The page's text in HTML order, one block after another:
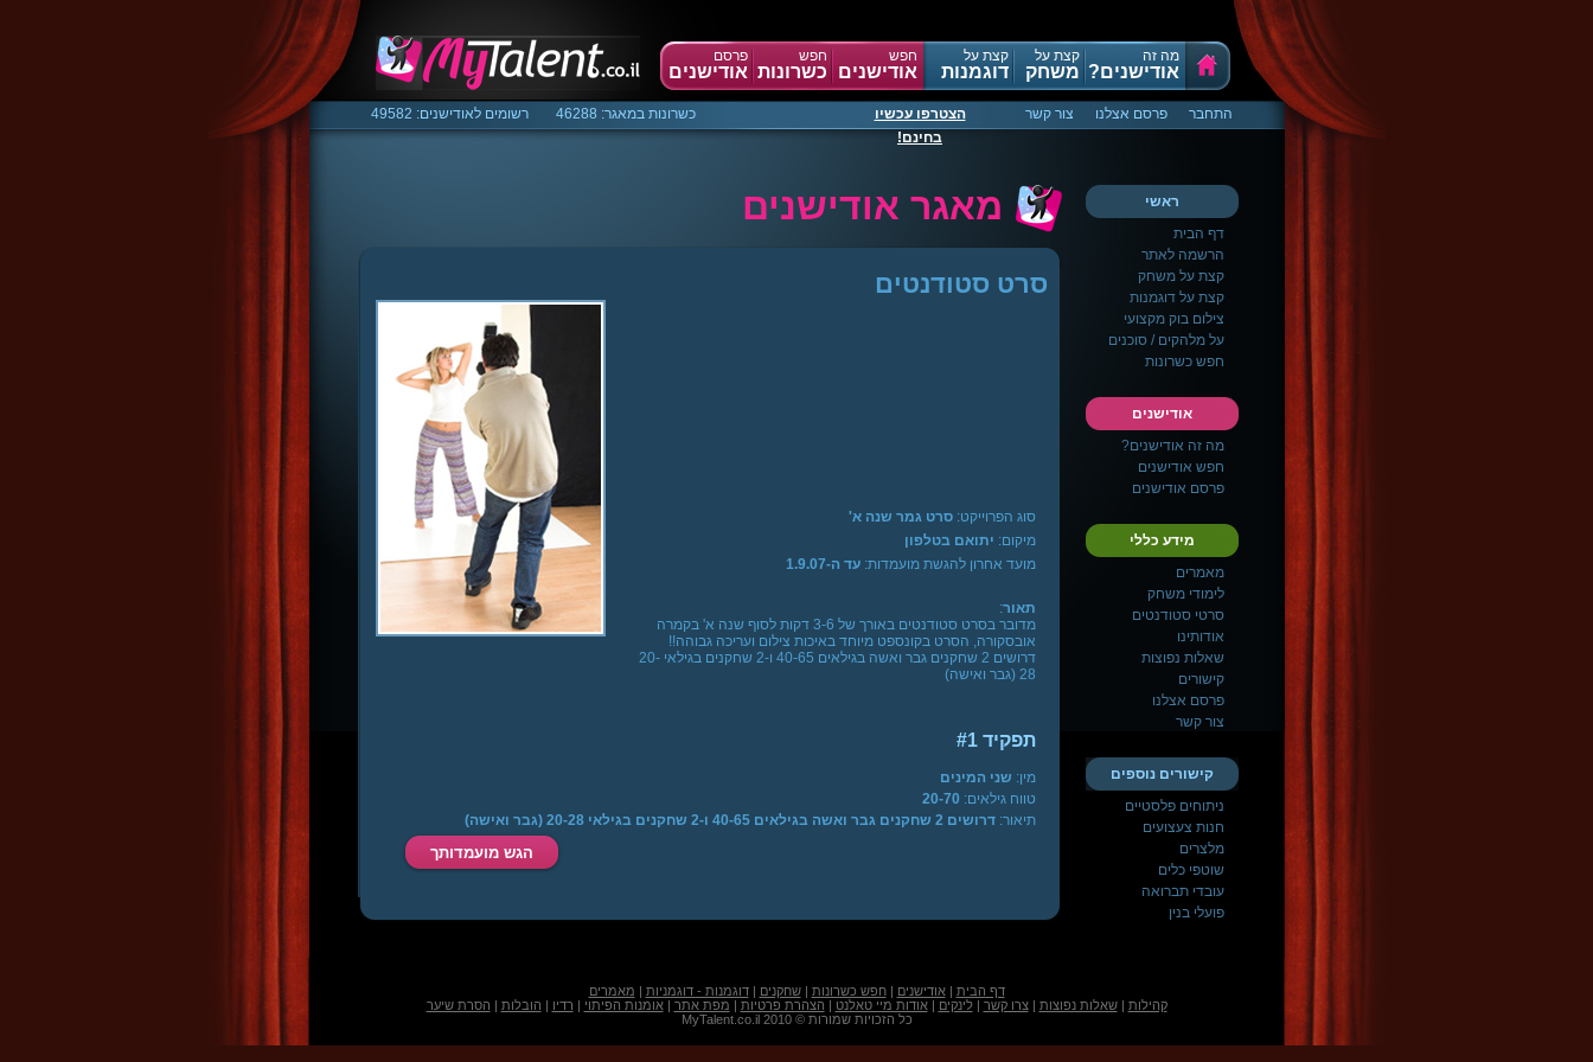
פרסם
אודישנים
חפש
כשרונות
חפש
אודישנים
קצת על
דוגמנות
קצת על
משחק
מה זה
אודישנים?
התחבר פרסם אצלנו צור קשר
הצטרפו עכשיו
בחינם!
כשרונות במאגר: 46288 רשומים לאודישנים: 49582
מאגר אודישנים
סרט סטודנטים
Creating
/media/ssd/html/mytalent.co.il/www/classes/class.msgManager.php
סוג הפרוייקט: סרט גמר שנה א'
מיקום: יתואם בטלפון
מועד אחרון להגשת מועמדות: עד ה-1.9.07
תאור:
מדובר בסרט סטודנטים באורך של 3-6 דקות לסוף שנה א' בקמרה
אובסקורה, הסרט בקונספט מיוחד באיכות צילום ועריכה גבוהה!!
דרושים 2 שחקנים גבר ואשה בגילאים 40-65 ו-2 שחקנים בגילאי 20-
28 (גבר ואישה)
תפקיד #1
מין: שני המינים
טווח גילאים: 20-70
תיאור: דרושים 2 שחקנים גבר ואשה בגילאים 40-65 ו-2 שחקנים בגילאי 20-28 (גבר ואישה)
ראשי
דף הבית
הרשמה לאתר
קצת על משחק
קצת על דוגמנות
צילום בוק מקצועי
על מלהקים / סוכנים
חפש כשרונות
אודישנים
מה זה אודישנים?
חפש אודישנים
פרסם אודישנים
מידע כללי
מאמרים
לימודי משחק
סרטי סטודנטים
אודותינו
שאלות נפוצות
קישורים
פרסם אצלנו
צור קשר
קישורים נוספים
ניתוחים פלסטיים
חנות צעצועים
מלצרים
שוטפי כלים
עובדי תברואה
פועלי בנין
דף הבית |אודישנים |חפש כשרונות |שחקנים |דוגמנות - דוגמניות | מאמרים
קהילות |שאלות נפוצות |צרו קשר |לינקים |אודות מיי טאלנט | הצהרת פרטיות | מפת אתר |אומנות הפיתוי | רדיו | הובלות | הסרת שיער
כל הזכויות שמורות © 2010 MyTalent.co.il